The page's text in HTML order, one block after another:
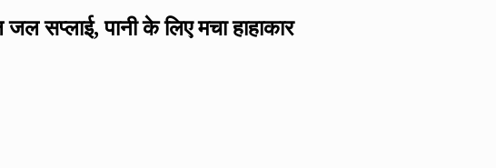
सप्लाई, पानी के लिए मचा हाहाकार